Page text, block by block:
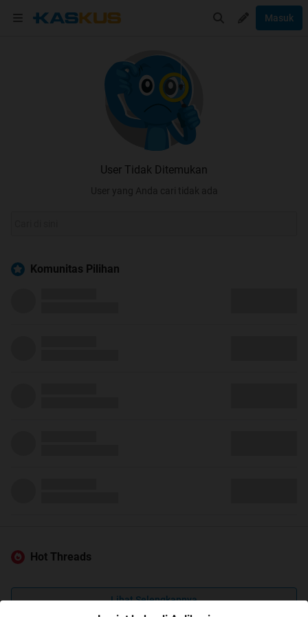
Masuk
User Tidak Ditemukan
User yang Anda cari tidak ada
Komunitas Pilihan
Hot Threads
Lihat Selengkapnya